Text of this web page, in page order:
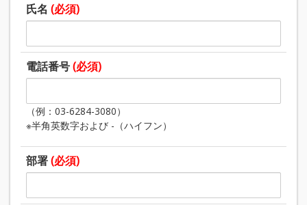
氏名 (必須)
電話番号(必須)
（例：03-6284-3080）
※半角英数字および -（ハイフン）
部署(必須)